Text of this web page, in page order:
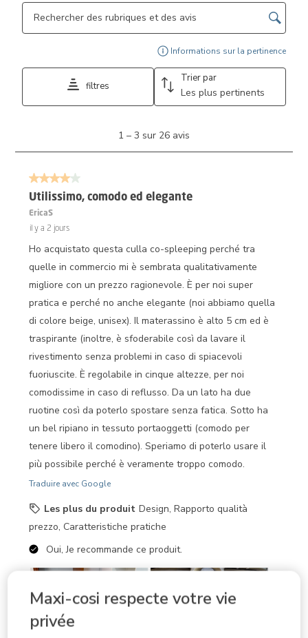
Maxi-cosi respecte votre vie
privée
Zone de recherche de sujet et d'avis
Informations sur la pertinence
filtres
Trier par
Les plus pertinents
3
avis.
1 – 3 sur 26 avis
4 sur 5 étoiles.
Utilissimo, comodo ed elegante
EricaS
il y a 2 jours
Ho acquistato questa culla co-spleeping perché tra
quelle in commercio mi è sembrata qualitativamente
migliore con un prezzo ragionevole. È per noi super
pratica e perché no anche elegante (noi abbiamo quella
di colore beige, unisex). Il materassino è alto 5 cm ed è
traspirante (inoltre, è sfoderabile così da lavare il
rivestimento senza problemi in caso di spiacevoli
fuoriuscite. È regolabile in cinque altezze, per noi
comodissime in caso di reflusso. Da un lato ha due
ruotine così da poterlo spostare senza fatica. Sotto ha
un bel ripiano in tessuto portaoggetti (comodo per
tenere libero il comodino). Speriamo di poterlo usare il
più possibile perché è veramente troppo comodo.
Traduire avec Google
Les plus du produit Design, Rapporto qualità
prezzo, Caratteristiche pratiche
Oui, Je recommande ce produit.